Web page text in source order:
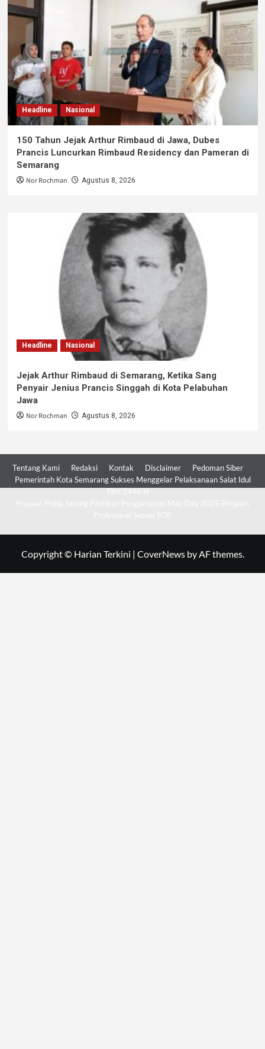
Headline Nasional
150 Tahun Jejak Arthur Rimbaud di Jawa, Dubes
Prancis Luncurkan Rimbaud Residency dan Pameran di
Semarang
Nor Rochman Agustus 8, 2026
Headline Nasional
Jejak Arthur Rimbaud di Semarang, Ketika Sang
Penyair Jenius Prancis Singgah di Kota Pelabuhan
Jawa
Nor Rochman Agustus 8, 2026
Tentang Kami Redaksi Kontak Disclaimer
Pedoman Siber
Pemerintah Kota Semarang Sukses Menggelar Pelaksanaan Salat Idul
Copyright © Harian Terkini | CoverNewsby AF themes.